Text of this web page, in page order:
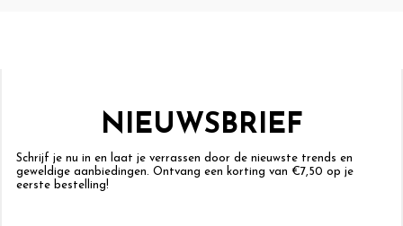
NIEUWSBRIEF
Schrijf je nu in en laat je verrassen door de nieuwste trends en
geweldige aanbiedingen. Ontvang een korting van €7,50 op je
eerste bestelling!